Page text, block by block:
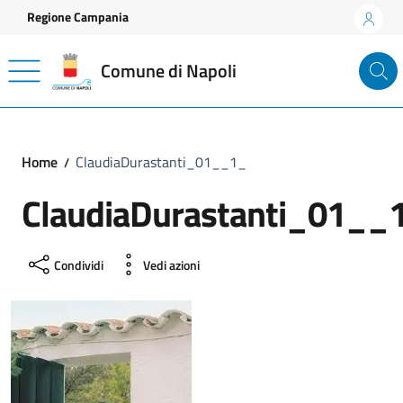
Vai ai contenuti
Vai al footer
Regione Campania
Comune di Napoli
Home ClaudiaDurastanti_01__1_
Condividi Vedi azioni